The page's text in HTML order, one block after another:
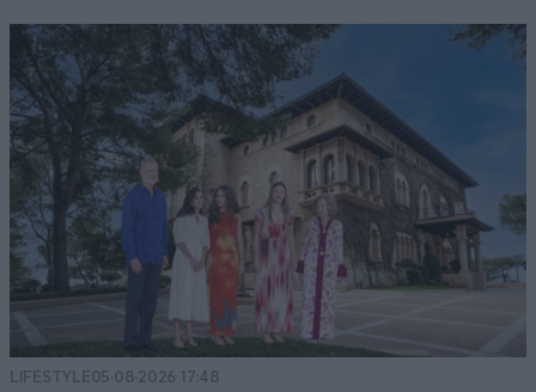
LIFESTYLE05·08·2026 17:48